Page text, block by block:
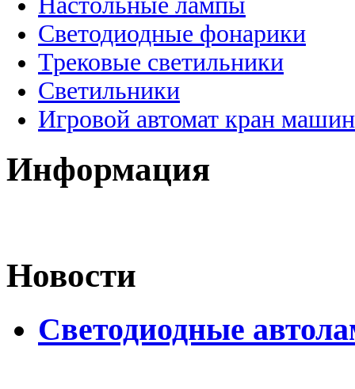
Светодиодные фонарики
Трековые светильники
Светильники
Игровой автомат кран
Информация
Новости
Светодиодные